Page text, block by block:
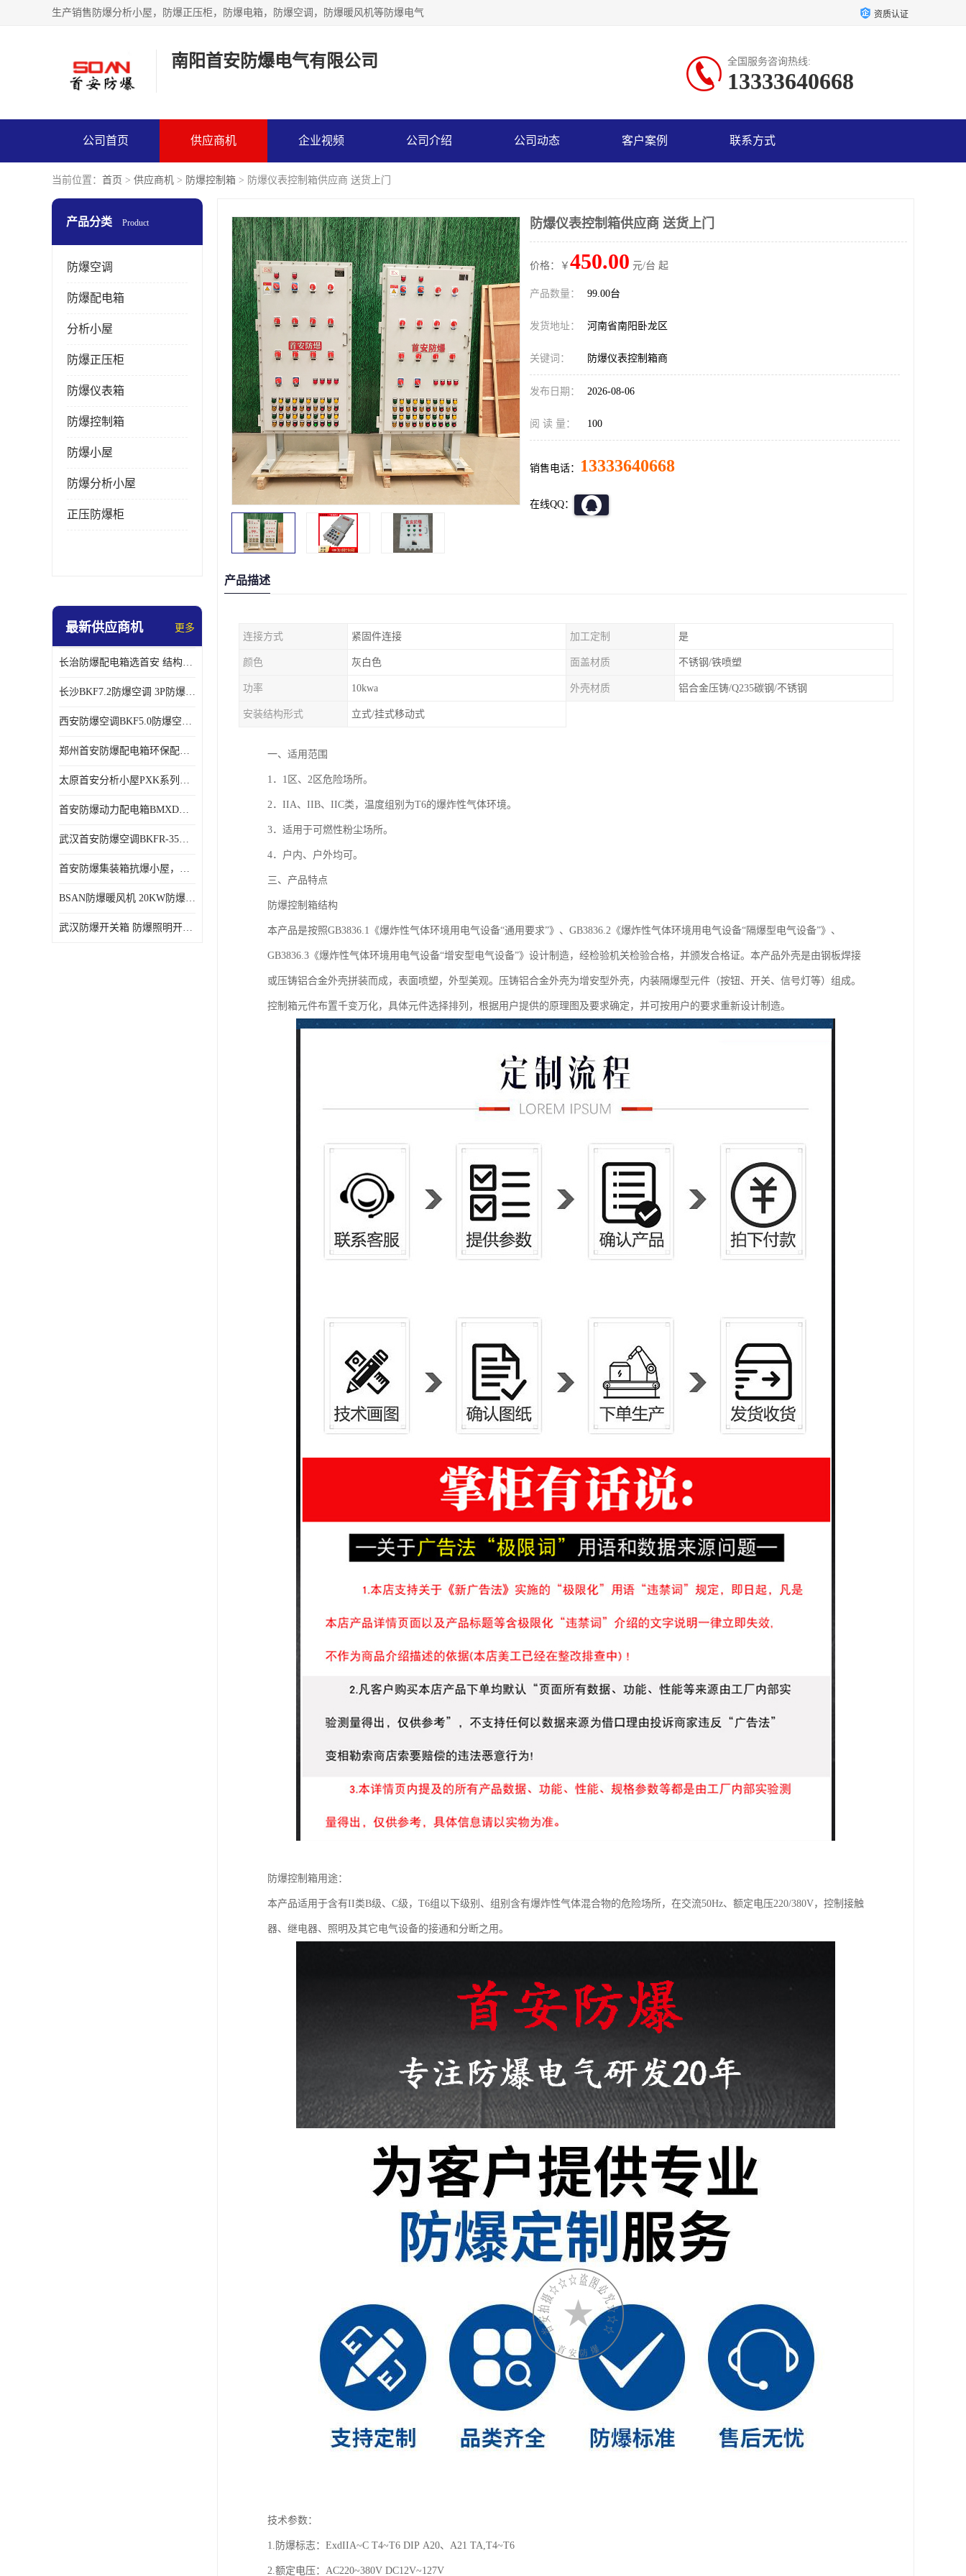
生产销售防爆分析小屋，防爆正压柜，防爆电箱，防爆空调，防爆暖风机等防爆电气 资质认证
南阳首安防爆电气有限公司 全国服务咨询热线:
13333640668
公司首页 供应商机 企业视频 公司介绍 公司动态 客户案例 联系方式
当前位置： 首页 > 供应商机 > 防爆控制箱 > 防爆仪表控制箱供应商 送货上门
产品分类 Product
防爆空调
防爆配电箱
分析小屋
防爆正压柜
防爆仪表箱
防爆控制箱
防爆小屋
防爆分析小屋
正压防爆柜
最新供应商机 更多
长治防爆配电箱选首安 结构紧凑、价格合理、资质齐全
长沙BKF7.2防爆空调 3P防爆空调与普通空调有什么区别
西安防爆空调BKF5.0防爆空调技术参数
郑州首安防爆配电箱环保配套用防爆配电箱
太原首安分析小屋PXK系列在线分析小屋厂家
首安防爆动力配电箱BMXD系列防爆配电箱技术参数
武汉首安防爆空调BKFR-35防爆空调生产厂家
首安防爆集装箱抗爆小屋，危化品暂存间厂家批发
BSAN防爆暖风机 20KW防爆工业暖风机
武汉防爆开关箱 防爆照明开关箱厂家
防爆仪表控制箱供应商 送货上门
价格：￥ 450.00 元/台 起
产品数量： 99.00台
发货地址： 河南省南阳卧龙区
关键词： 防爆仪表控制箱商
发布日期： 2026-08-06
阅 读 量： 100
销售电话： 13333640668
在线QQ：
产品描述
连接方式 紧固件连接 加工定制 是
颜色 灰白色 面盖材质 不锈钢/铁喷塑
功率 10kwa 外壳材质 铝合金压铸/Q235碳钢/不锈钢
安装结构形式 立式/挂式移动式
一、适用范围
1．1区、2区危险场所。
2．IIA、IIB、IIC类，温度组别为T6的爆炸性气体环境。
3．适用于可燃性粉尘场所。
4．户内、户外均可。
三、产品特点
防爆控制箱结构
本产品是按照GB3836.1《爆炸性气体环境用电气设备“通用要求”》、GB3836.2《爆炸性气体环境用电气设备“隔爆型电气设备”》、
GB3836.3《爆炸性气体环境用电气设备“增安型电气设备”》设计制造，经检验机关检验合格，并颁发合格证。本产品外壳是由钢板焊接
或压铸铝合金外壳拼装而成，表面喷塑，外型美观。压铸铝合金外壳为增安型外壳，内装隔爆型元件（按钮、开关、信号灯等）组成。
控制箱元件布置千变万化，具体元件选择排列，根据用户提供的原理图及要求确定，并可按用户的要求重新设计制造。
防爆控制箱用途：
本产品适用于含有II类B级、C级，T6组以下级别、组别含有爆炸性气体混合物的危险场所，在交流50Hz、额定电压220/380V，控制接触
器、继电器、照明及其它电气设备的接通和分断之用。
技术参数：
1.防爆标志：ExdIIA~C T4~T6 DIP A20、A21 TA,T4~T6
2.额定电压：AC220~380V DC12V~127V